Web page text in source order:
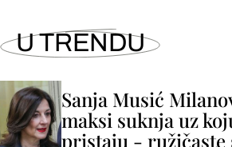
U TRENDU
Sanja Musić
maksi suknja uz
pristaju - ružičaste